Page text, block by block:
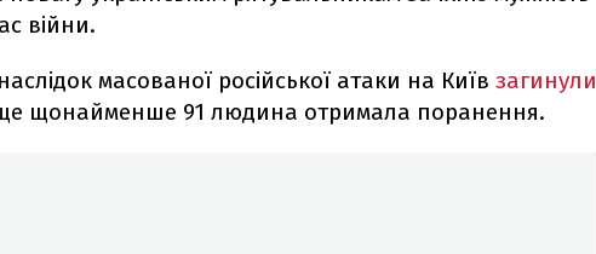
війни.
масованої російської атаки на Київ загинули
щонайменше 91 людина отримала поранення.